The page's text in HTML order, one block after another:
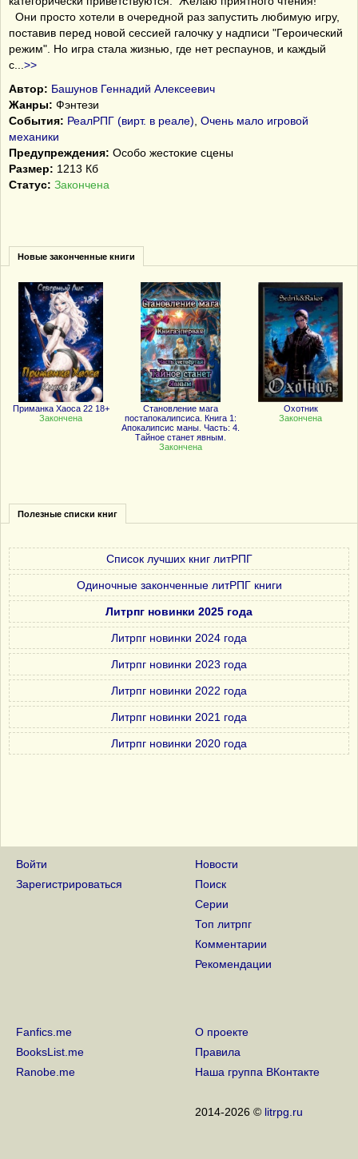
Они просто хотели в очередной раз запустить любимую игру,
поставив перед новой сессией галочку у надписи "Героический
режим". Но игра стала жизнью, где нет респаунов, и каждый
с
>>
Автор: Башунов Геннадий Алексеевич
Жанры: Фэнтези
События: РеалРПГ (вирт. в реале) Очень мало игровой
механики
Предупреждения: Особо жестокие сцены
Размер: 1213 Кб
Статус: Закончена
Новые законченные книги
Приманка Хаоса 22 18+
Закончена
Становление мага
постапокалипсиса. Книга 1:
Апокалипсис маны. Часть: 4.
Тайное станет явным.
Закончена
Охотник
Закончена
Полезные списки книг
Список лучших книг литРПГ
Одиночные законченные литРПГ книги
Литрпг новинки 2025 года
Литрпг новинки 2024 года
Литрпг новинки 2023 года
Литрпг новинки 2022 года
Литрпг новинки 2021 года
Литрпг новинки 2020 года
Войти
Зарегистрироваться
Новости
Поиск
Серии
Топ литрпг
Комментарии
Рекомендации
Fanfics.me
BooksList.me
Ranobe.me
О проекте
Правила
Наша группа ВКонтакте
2014-2026 © litrpg.ru